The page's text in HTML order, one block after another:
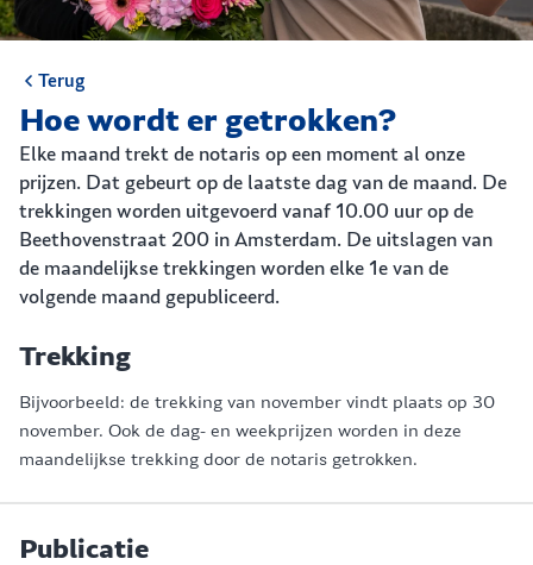
Terug
Hoe wordt er getrokken?
Elke maand trekt de notaris op een moment al onze
prijzen. Dat gebeurt op de laatste dag van de maand. De
trekkingen worden uitgevoerd vanaf 10.00 uur op de
Beethovenstraat 200 in Amsterdam. De uitslagen van
de maandelijkse trekkingen worden elke 1e van de
volgende maand gepubliceerd.
Trekking
Bijvoorbeeld: de trekking van november vindt plaats op 30
november. Ook de dag- en weekprijzen worden in deze
maandelijkse trekking door de notaris getrokken.
Publicatie